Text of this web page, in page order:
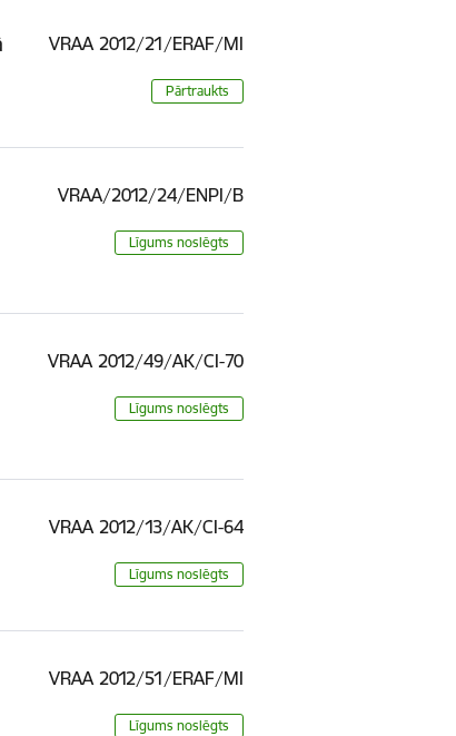
VRAA 2012/21/ERAF/MI
Pārtraukts
VRAA/2012/24/ENPI/B
Līgums noslēgts
VRAA 2012/49/AK/CI-70
Līgums noslēgts
VRAA 2012/13/AK/CI-64
Līgums noslēgts
VRAA 2012/51/ERAF/MI
Līgums noslēgts